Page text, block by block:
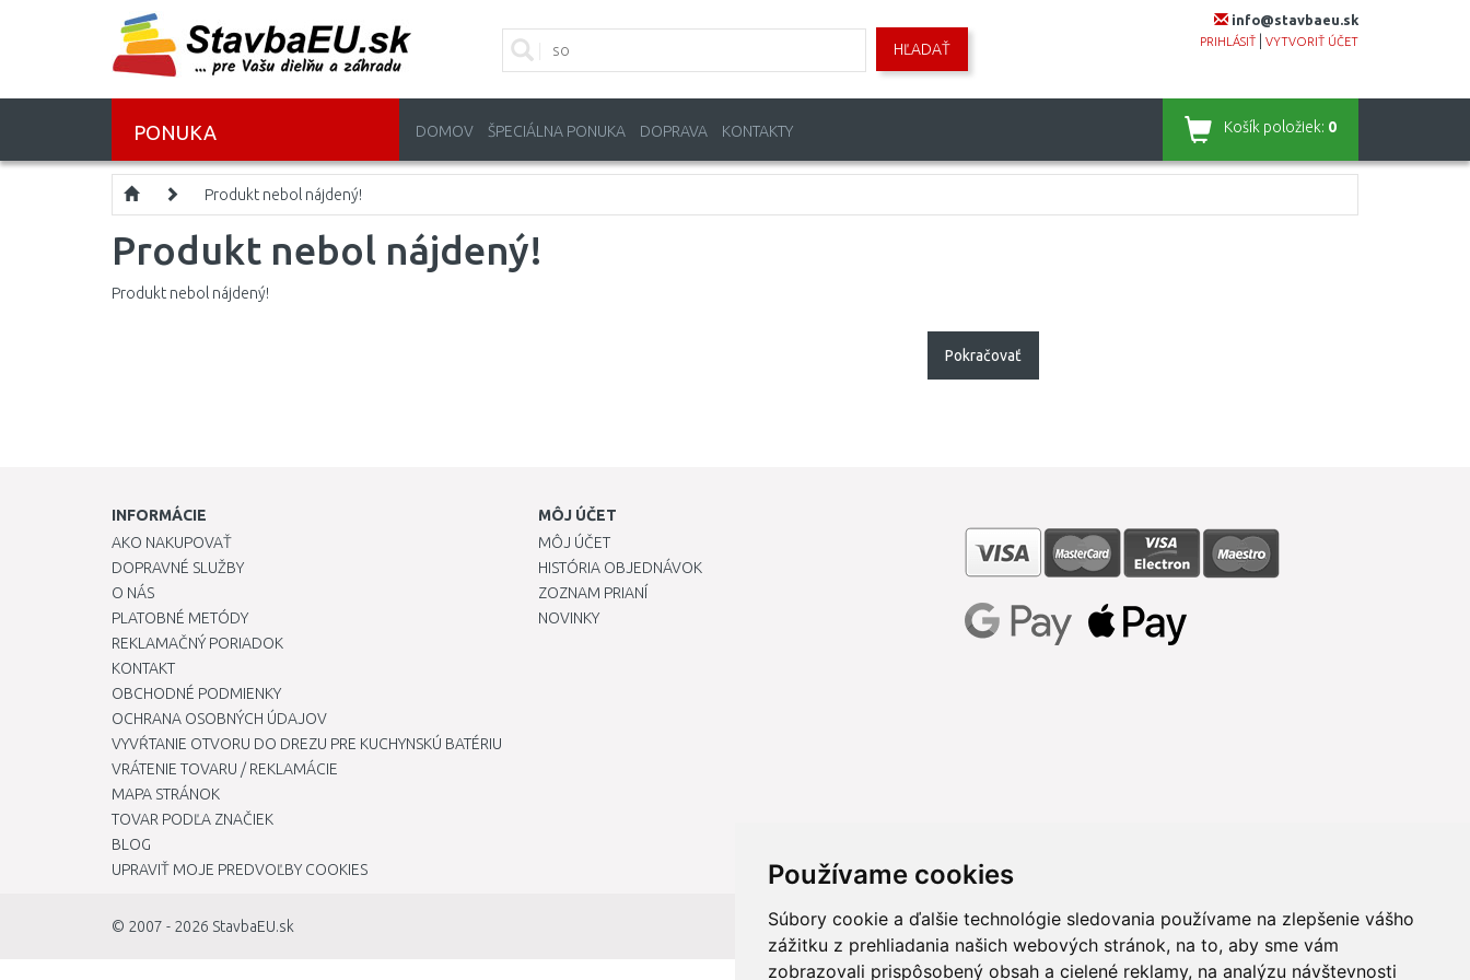
Používame cookies
Súbory cookie a ďalšie technológie sledovania používame na zlepšenie vášho
zážitku z prehliadania našich webových stránok, na to, aby sme vám
zobrazovali prispôsobený obsah a cielené reklamy, na analýzu návštevnosti
info@stavbaeu.sk
PRIHLÁSIŤ VYTVORIŤ ÚČET
HĽADAŤ
PONUKA DOMOV ŠPECIÁLNA PONUKA DOPRAVA KONTAKTY Košík položiek: 0
Produkt nebol nájdený!
Produkt nebol nájdený!
Produkt nebol nájdený!
Pokračovať
INFORMÁCIE
AKO NAKUPOVAŤ
DOPRAVNÉ SLUŽBY
O NÁS
PLATOBNÉ METÓDY
REKLAMAČNÝ PORIADOK
KONTAKT
OBCHODNÉ PODMIENKY
OCHRANA OSOBNÝCH ÚDAJOV
VYVŔTANIE OTVORU DO DREZU PRE KUCHYNSKÚ BATÉRIU
VRÁTENIE TOVARU / REKLAMÁCIE
MAPA STRÁNOK
TOVAR PODĽA ZNAČIEK
BLOG
UPRAVIŤ MOJE PREDVOĽBY COOKIES
MÔJ ÚČET
MÔJ ÚČET
HISTÓRIA OBJEDNÁVOK
ZOZNAM PRIANÍ
NOVINKY
© 2007 - 2026 StavbaEU.sk